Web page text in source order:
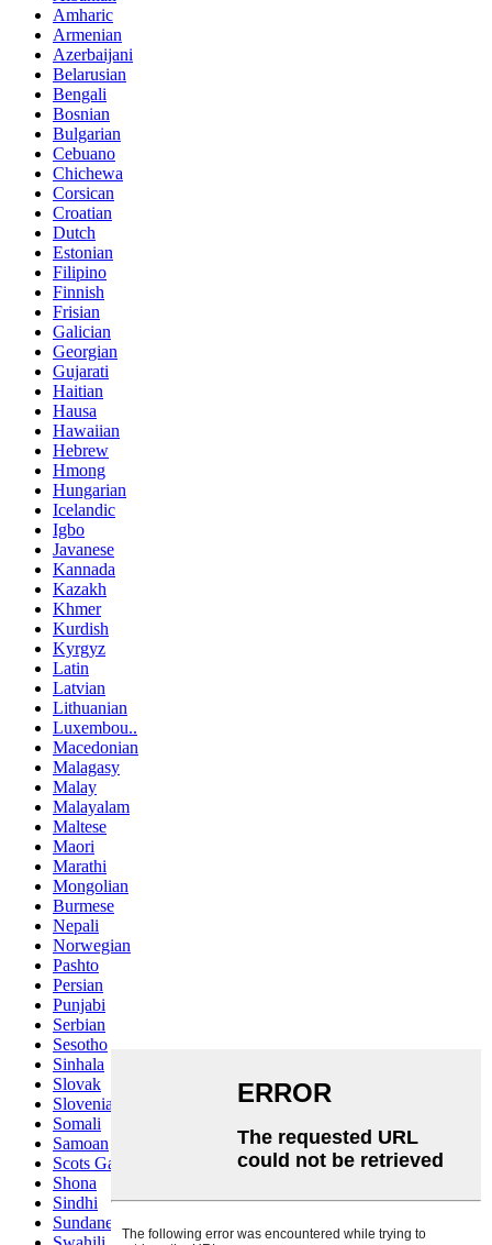
Amharic
Armenian
Azerbaijani
Belarusian
Bengali
Bosnian
Bulgarian
Cebuano
Chichewa
Corsican
Croatian
Dutch
Estonian
Filipino
Finnish
Frisian
Galician
Georgian
Gujarati
Haitian
Hausa
Hawaiian
Hebrew
Hmong
Hungarian
Icelandic
Igbo
Javanese
Kannada
Kazakh
Khmer
Kurdish
Kyrgyz
Latin
Latvian
Lithuanian
Luxembou..
Macedonian
Malagasy
Malay
Malayalam
Maltese
Maori
Marathi
Mongolian
Burmese
Nepali
Norwegian
Pashto
Persian
Punjabi
Serbian
Sesotho
Sinhala
Slovak
Slovenian
Somali
Samoan
Scots Gaelic
Shona
Sindhi
Sundanese